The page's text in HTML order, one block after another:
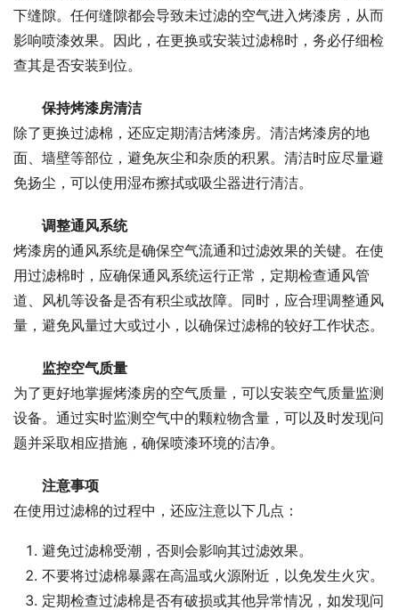
下缝隙。任何缝隙都会导致未过滤的空气进入烤漆房，从而
影响喷漆效果。因此，在更换或安装过滤棉时，务必仔细检
查其是否安装到位。
保持烤漆房清洁
除了更换过滤棉，还应定期清洁烤漆房。清洁烤漆房的地
面、墙壁等部位，避免灰尘和杂质的积累。清洁时应尽量避
免扬尘，可以使用湿布擦拭或吸尘器进行清洁。
调整通风系统
烤漆房的通风系统是确保空气流通和过滤效果的关键。在使
用过滤棉时，应确保通风系统运行正常，定期检查通风管
道、风机等设备是否有积尘或故障。同时，应合理调整通风
量，避免风量过大或过小，以确保过滤棉的较好工作状态。
监控空气质量
为了更好地掌握烤漆房的空气质量，可以安装空气质量监测
设备。通过实时监测空气中的颗粒物含量，可以及时发现问
题并采取相应措施，确保喷漆环境的洁净。
注意事项
在使用过滤棉的过程中，还应注意以下几点：
避免过滤棉受潮，否则会影响其过滤效果。
不要将过滤棉暴露在高温或火源附近，以免发生火灾。
定期检查过滤棉是否有破损或其他异常情况，如发现问